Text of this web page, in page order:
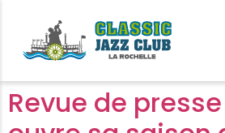
Revue de presse